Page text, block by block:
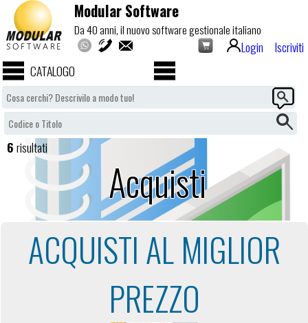
Modular Software
Da 40 anni, il nuovo software gestionale italiano
Login
Iscriviti
CATALOGO
6risultati
Acquisti
ACQUISTI AL MIGLIOR
PREZZO